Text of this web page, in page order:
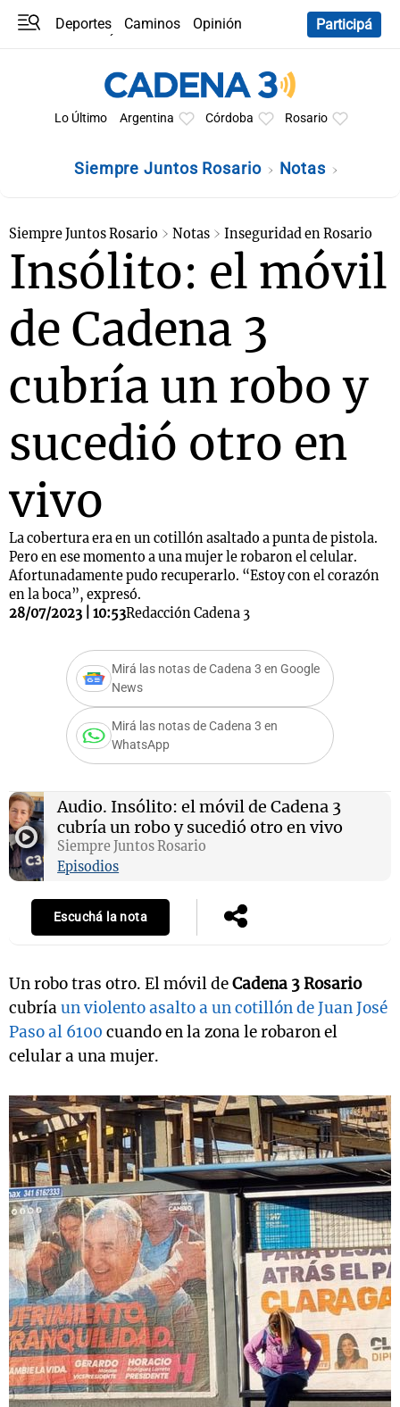
Deportes Caminos
Opinión
Participá
Lo Último Argentina Córdoba Rosario
Siempre Juntos Rosario Notas
Siempre Juntos Rosario Notas Inseguridad en Rosario
Insólito: el móvil
de Cadena 3
cubría un robo y
sucedió otro en
vivo
La cobertura era en un cotillón asaltado a punta de pistola.
Pero en ese momento a una mujer le robaron el celular.
Afortunadamente pudo recuperarlo. “Estoy con el corazón
en la boca”, expresó.
28/07/2023 | 10:53Redacción Cadena 3
Mirá las notas de Cadena 3 en Google
News
Mirá las notas de Cadena 3 en
WhatsApp
Audio. Insólito: el móvil de Cadena 3
cubría un robo y sucedió otro en vivo
Siempre Juntos Rosario
Episodios
Escuchá la nota
Un robo tras otro. El móvil deCadena 3 Rosario
cubríaun violento asalto a un cotillón de Juan José
Paso al 6100 cuando en la zona le robaron el
celular a una mujer.
Notas
Mundial 2026